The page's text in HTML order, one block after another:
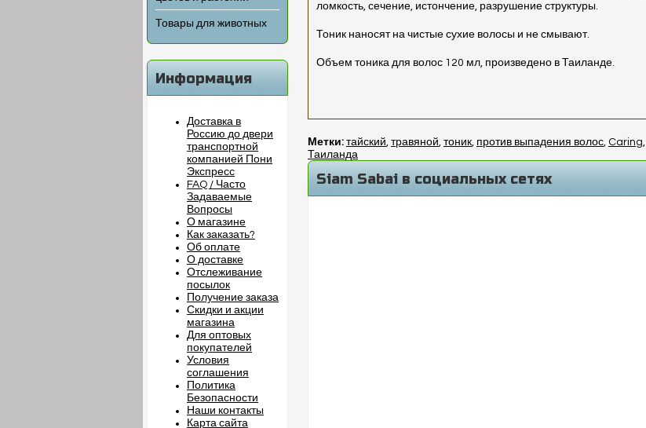
Товары для животных
Информация
Доставка в
Россию до двери
транспортной
компанией Пони
Экспресс
FAQ / Часто
Задаваемые
Вопросы
О магазине
Как заказать?
Об оплате
О доставке
Отслеживание
посылок
Получение заказа
Скидки и акции
магазина
Для оптовых
покупателей
Условия
соглашения
Политика
Безопасности
Наши контакты
Карта сайта
ломкость, сечение, истончение, разрушение структуры.
Тоник наносят на чистые сухие волосы и не смывают.
Объем тоника для волос 120 мл, произведено в Таиланде.
Метки: тайский, травяной, тоник, против выпадения волос, Caring,
Таиланда
Siam Sabai в социальных сетях